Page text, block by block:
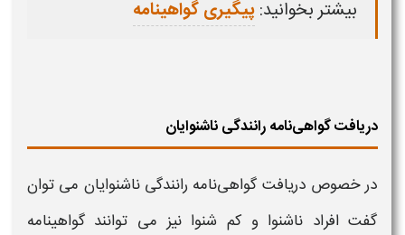
بیشتر بخوانید:پیگیری گواهینامه
دریافت گواهی‌نامه رانندگی ناشنوایان
در خصوص دریافت گواهی‌نامه رانندگی ناشنوایان می توان
گفت افراد ناشنوا و کم‌ شنوا نیز می‌ توانند گواهینامه